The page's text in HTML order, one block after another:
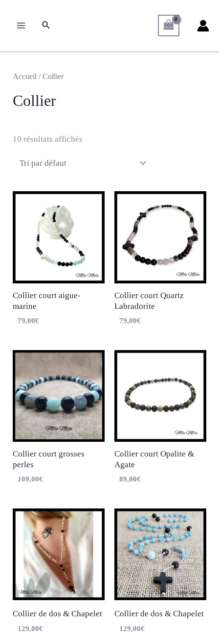
Accueil / Collier
Collier
10 résultats affichés
Collier court aigue-
marine
79,00€
Collier court Quartz
Labradorite
79,00€
Collier court grosses
perles
109,00€
Collier court Opalite &
Agate
89,00€
Collier de dos & Chapelet
129,00€
Collier de dos & Chapelet
129,00€